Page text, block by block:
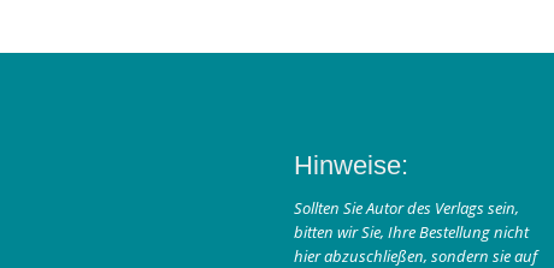
Hinweise:
Sollten Sie Autor des Verlags sein,
bitten wir Sie, Ihre Bestellung nicht
hier abzuschließen, sondern sie auf